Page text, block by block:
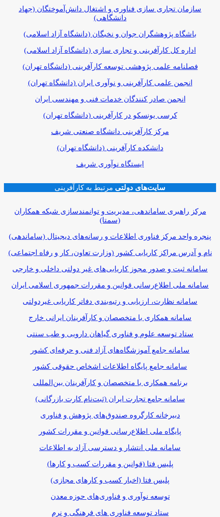
سازمان تجاری سازی فناوری و اشتغال دانش‌‌آموختگان (جهاد
دانشگاهی)
باشگاه پژوهشگران جوان و نخبگان (دانشگاه آزاد اسلامی)
اداره کل کارآفرینی و تجاری سازی (دانشگاه آزاد اسلامی)
فصلنامه علمی پژوهشی توسعه کارآفرینی (دانشگاه تهران)
انجمن علمی کارآفرینی و نوآوری ایران (دانشگاه تهران)
انجمن صادر کنندگان خدمات فنی و مهندسی ایران
کرسی یونسکو در کارآفرینی (دانشگاه تهران)
مرکز کارآفرینی دانشگاه صنعتی شریف
دانشکده کارآفرینی (دانشگاه تهران)
ایستگاه نوآوری شریف
سایت‌های دولتی مرتبط به کارآفرینی
مرکز راهبری ساماندهی، مدیریت و توانمندسازی شبکه همکاران
(سمتا)
پنجره واحد مرکز فناوری اطلاعات و رسانه‌های دیجیتال (ساماندهی)
نام و آدرس مراکز کاریابی کشور (وزارت تعاون، کار و رفاه اجتماعی)
سامانه ثبت و صدور مجوز کاریابیهای غیر دولتی داخلی و خارجی
سامانه ملی اطلاع‌رسانی قوانین و مقررات جمهوری اسلامی ایران
سامانه نظارت، ارزیابی و رتبه‌بندی دفاتر کاریابی غیردولتی
سامانه همکاری با متخصصان و کارآفرینان ایرانی خارج
ستاد توسعه علوم و فناوری گیاهان دارویی و طب سنتی
سامانه جامع آموزشگاه‌های آزاد فنی و حرفه‌ای کشور
سامانه جامع پایگاه اطلاعات اشخاص حقوقی کشور
برنامه همکاری با متخصصان و کارآفرینان بین‌المللی
سامانه جامع تجارت ایران (ثبت‌نام کارت بازرگانی)
دبیرخانه کارگروه صندوق‌های پژوهش و فناوری
پایگاه ملی اطلاع‌رسانی قوانین و مقررات کشور
سامانه ملی انتشار و دسترسی آزاد به اطلاعات
پلیس فتا (قوانین و مقررات کسب و کارها)
پلیس فتا (اخبار کسب و کارهای مجازی)
توسعه نوآوری و فناوری‌های حوزه معدن
ستاد توسعه فناوری های فرهنگی و نرم